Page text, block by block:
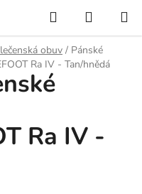
Hledat
KOŠÍK
obuv / Pánské
Ra IV - Tan/hnědá
Ra IV -